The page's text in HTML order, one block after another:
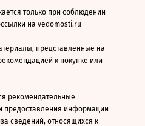
только при соблюдении
на vedomosti.ru
представленные на
к покупке или
рекомендательные
предоставления информации
сведений, относящихся к